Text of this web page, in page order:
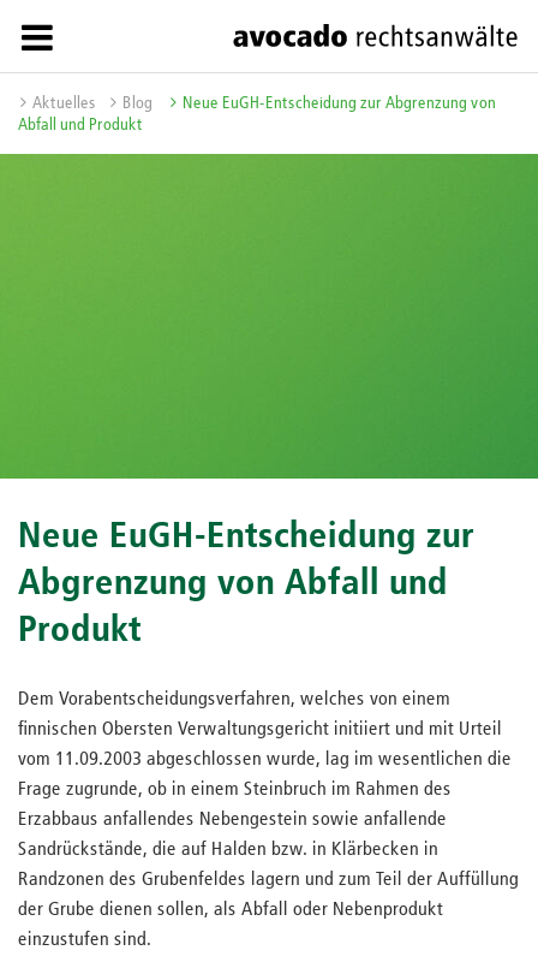
Aktuelles Blog
Neue EuGH-Entscheidung zur Abgrenzung von
Abfall und Produkt
Neue EuGH-Entscheidung zur
Abgrenzung von Abfall und
Produkt
Dem Vorabentscheidungsverfahren, welches von einem
finnischen Obersten Verwaltungsgericht initiiert und mit Urteil
vom 11.09.2003 abgeschlossen wurde, lag im wesentlichen die
Frage zugrunde, ob in einem Steinbruch im Rahmen des
Erzabbaus anfallendes Nebengestein sowie anfallende
Sandrückstände, die auf Halden bzw. in Klärbecken in
Randzonen des Grubenfeldes lagern und zum Teil der Auffüllung
der Grube dienen sollen, als Abfall oder Nebenprodukt
einzustufen sind.